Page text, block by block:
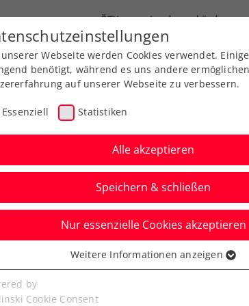
ÖTV Landesverbände
Ausbildung Services Über uns
für
Webseite werden Cookies verwendet.
benötigt, während es uns andere
auf unserer Webseite zu verbessern.
Essenziell Statistiken
Alle akzeptieren
Speichern & schließen
Nur essenzielle Cookies akzeptieren
Cookies werden für grundlegende
benötigt. Dadurch ist gewährleistet, dass die
Weitere Informationen anzeigen
by
Cookie Consent